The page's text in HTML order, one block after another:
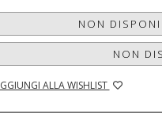
NON
NON
ALLA WISHLIST